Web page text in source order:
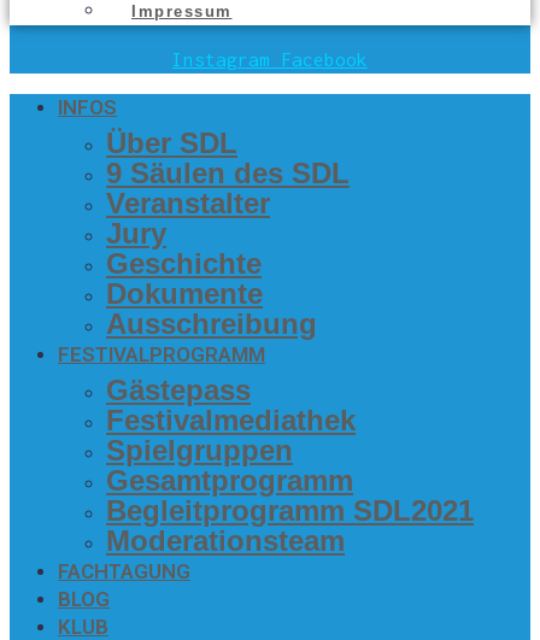
Impres­sum
Instagram Facebook
INFOS
Über SDL
9 Säu­len des SDL
Ver­an­stal­ter
Jury
Geschich­te
Doku­men­te
Aus­schrei­bung
FES­TI­VAL­PRO­GRAMM
Gäs­te­pass
Fes­ti­val­me­dia­thek
Spiel­grup­pen
Gesamt­pro­gramm
Begleit­pro­gramm SDL2021
Mode­ra­ti­ons­team
FACH­TA­GUNG
BLOG
KLUB